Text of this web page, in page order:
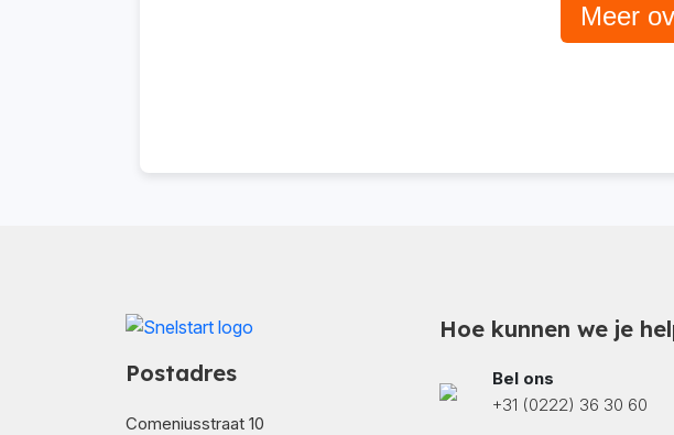
Meer
Postadres
Comeniusstraat 10
Hoe kunnen we je
Bel ons
+31 (0222) 36 30 60